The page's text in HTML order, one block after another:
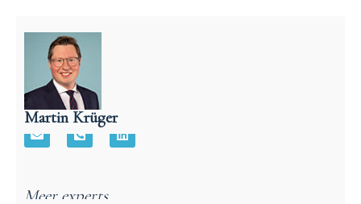
Martin Krüger
Advocaat Aansprakelijkheidsrecht – Martin Krüger
Meer experts